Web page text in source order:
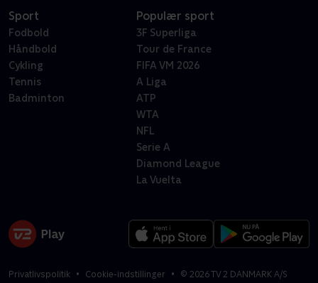
Sport
Fodbold
Håndbold
Cykling
Tennis
Badminton
Populær sport
3F Superliga
Tour de France
FIFA VM 2026
A Liga
ATP
WTA
NFL
Serie A
Diamond League
La Vuelta
Privatlivspolitik Cookie-indstillinger © 2026TV 2 DANMARK A/S